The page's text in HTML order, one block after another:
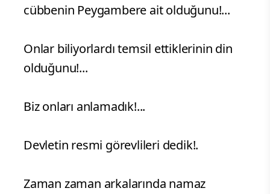
cübbenin Peygambere ait olduğunu!...
Onlar biliyorlardı temsil ettiklerinin din
olduğunu!...
Biz onları anlamadık!...
Devletin resmi görevlileri dedik!.
Zaman zaman arkalarında namaz